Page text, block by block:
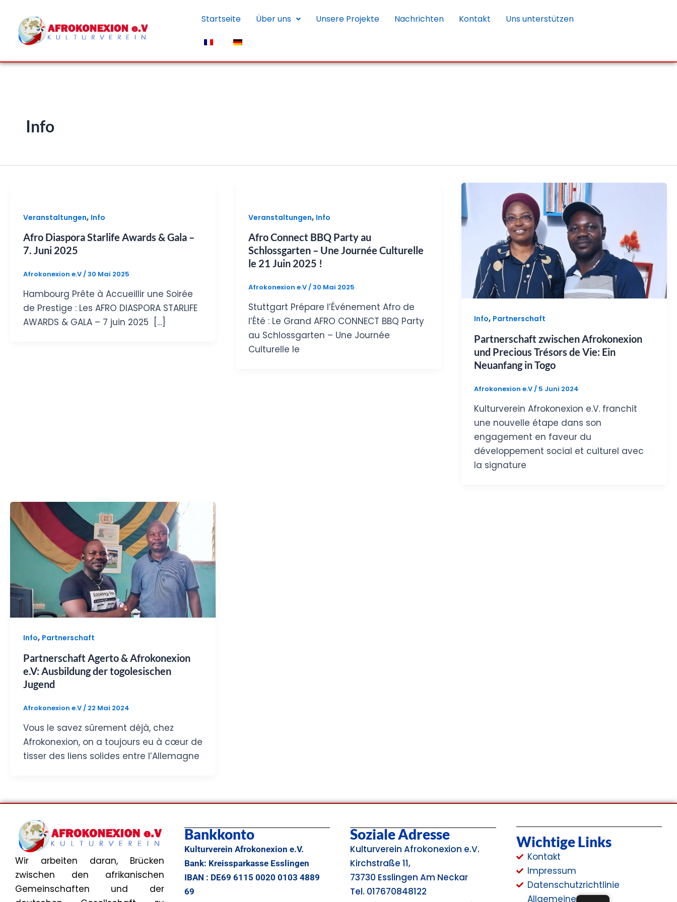
Inhalt
springen
Startseite Über uns Unsere Projekte Nachrichten Kontakt Uns unterstützen
Info
Veranstaltungen, Info
Afro Diaspora Starlife Awards & Gala –
7. Juni 2025
Afrokonexion e.V/30 Mai 2025
Hambourg Prête à Accueillir une Soirée
de Prestige : Les AFRO DIASPORA STARLIFE
AWARDS & GALA – 7 juin 2025 […]
Veranstaltungen, Info
Afro Connect BBQ Party au
Schlossgarten – Une Journée Culturelle
le 21 Juin 2025 !
Afrokonexion e.V/30 Mai 2025
Stuttgart Prépare l’Événement Afro de
l’Été : Le Grand AFRO CONNECT BBQ Party
au Schlossgarten – Une Journée
Culturelle le
Info, Partnerschaft
Partnerschaft zwischen Afrokonexion
und Precious Trésors de Vie: Ein
Neuanfang in Togo
Afrokonexion e.V/ 5 Juni 2024
Kulturverein Afrokonexion e.V. franchit
une nouvelle étape dans son
engagement en faveur du
développement social et culturel avec
la signature
Info, Partnerschaft
Partnerschaft Agerto & Afrokonexion
e.V: Ausbildung der togolesischen
Jugend
Afrokonexion e.V/ 22 Mai 2024
Vous le savez sûrement déjà, chez
Afrokonexion, on a toujours eu à cœur de
tisser des liens solides entre l’Allemagne
Wir arbeiten daran, Brücken
zwischen den afrikanischen
Gemeinschaften und der
Bankkonto
Kulturverein Afrokonexion e.V.
Bank: Kreissparkasse Esslingen
IBAN : DE69 6115 0020 0103 4889
69
Soziale Adresse
Kulturverein Afrokonexion e.V.
Kirchstraße 11,
73730 Esslingen Am Neckar
Tel. 017670848122
Wichtige Links
Kontakt
Impressum
Datenschutzrichtlinie
Allgemeine